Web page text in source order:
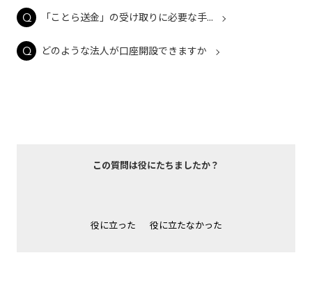
「ことら送金」の受け取りに必要な手...
どのような法人が口座開設できますか
この質問は役にたちましたか？
役に立った 役に立たなかった